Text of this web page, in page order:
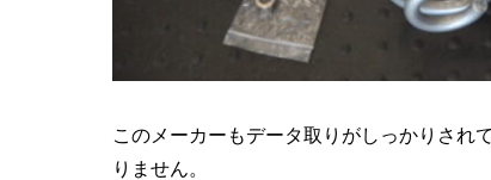
このメーカーもデータ取りがしっかりされ
りません。